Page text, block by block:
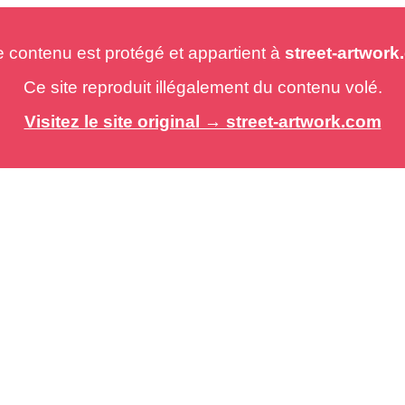
est protégé et appartient à street-
Ce site reproduit illégalement du contenu volé.
Visitez le site original → street-artwork.com